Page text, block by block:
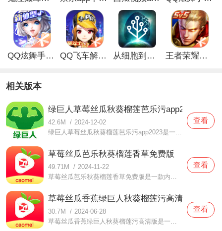
QQ炫舞手游解锁版 QQ飞车解锁版无限钻石最新版 从细胞到奇点手游 王者荣耀无限点券解锁版
相关版本
绿巨人草莓丝瓜秋葵榴莲芭乐污app2023
42.6M / 2024-12-02
绿巨人草莓丝瓜秋葵榴莲芭乐污app2023是一款收录了超多视频的播放软件，很多小伙伴们都会喜欢观看这里面的视频，不管是什么题材的视频资源统统都有提供，大家都可以根据自己的需求来进行选择，每一次的体验都可以给大家带来不同的体验，都可以放心享受；
查看
草莓丝瓜芭乐秋葵榴莲香草免费版
49.71M / 2024-11-22
草莓丝瓜芭乐秋葵榴莲香草免费版是一款内容十分精彩的播放软件，只要是用户们想要观看的视频资源都能在这里面轻松进行尝试，不同风格的资源都可以随时来体验，你们看视频的时候也能更加轻松，还可以感受很多全新视频大片，保证你们都会喜欢观看的；
查看
草莓丝瓜香蕉绿巨人秋葵榴莲污高清版
30.7M / 2024-06-28
查看